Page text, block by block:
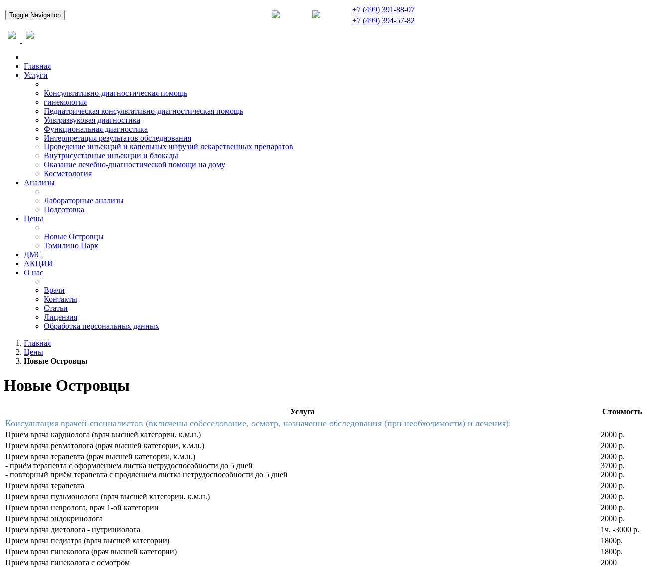
Toggle Navigation
+7 (499) 391-88-07
+7 (499) 394-57-82
Главная
Услуги
Консультативно-диагностическая помощь
гинекология
Педиатрическая консультативно-диагностическая помощь
Ультразвуковая диагностика
Функциональная диагностика
Интерпретация результатов обследнования
Проведение инъекций и капельных инфузий лекарственных препаратов
Внутрисуставные инъекции и блокады
Оказание лечебно-диагностической помощи на дому
Косметология
Анализы
Лабораторные анализы
Подготовка
Цены
Новые Островцы
Томилино Парк
ДМС
АКЦИИ
О нас
Врачи
Контакты
Статьи
Лицензия
Обработка персональных данных
Главная
Цены
Новые Островцы
Новые Островцы
Услуга Стоимость
Консультация врачей-специалистов (включены собеседование, осмотр, назначение обследования (при необходимости) и лечения):
Прием врача кардиолога (врач высшей категории, к.м.н.)
2000 р.
Прием врача ревматолога (врач высшей категории, к.м.н.)
2000 р.
Прием врача терапевта (врач высшей категории, к.м.н.)
- приём терапевта c оформлением листка нетрудоспособности до 5 дней
- повторный приём терапевта с продлением листка нетрудоспособности до 5 дней
2000 р.
3700 р.
2000 р.
Прием врача терапевта
2000 р.
Прием врача пульмонолога (врач высшей категории, к.м.н.)
2000 р.
Прием врача невролога, врач 1-ой категории
2000 р.
Прием врача эндокринолога
2000 р.
Прием врача диетолога - нутрициолога
1ч. -3000 р.
Прием врача педиатра (врач высшей категории)
1800р.
Прием врача гинеколога (врач высшей категории)
1800р.
Прием врача гинеколога с осмотром
2000